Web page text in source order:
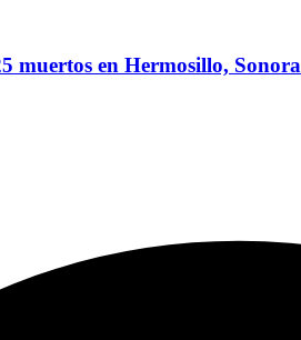
muertos en Hermosillo, Sonora